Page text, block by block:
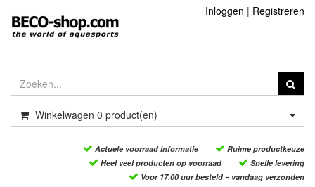
Inloggen | Registreren
Winkelwagen 0 product(en)
Actuele voorraad informatie
Ruime productkeuze
Heel veel producten op voorraad
Snelle levering
Voor 17.00 uur besteld = vandaag verzonden